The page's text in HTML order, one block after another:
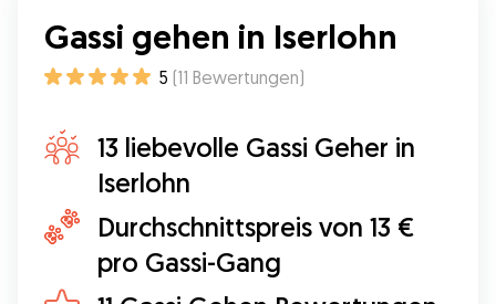
Gassi gehen in Iserlohn
5 (11 Bewertungen)
13 liebevolle Gassi Geher in
Iserlohn
Durchschnittspreis von 13 €
pro Gassi-Gang